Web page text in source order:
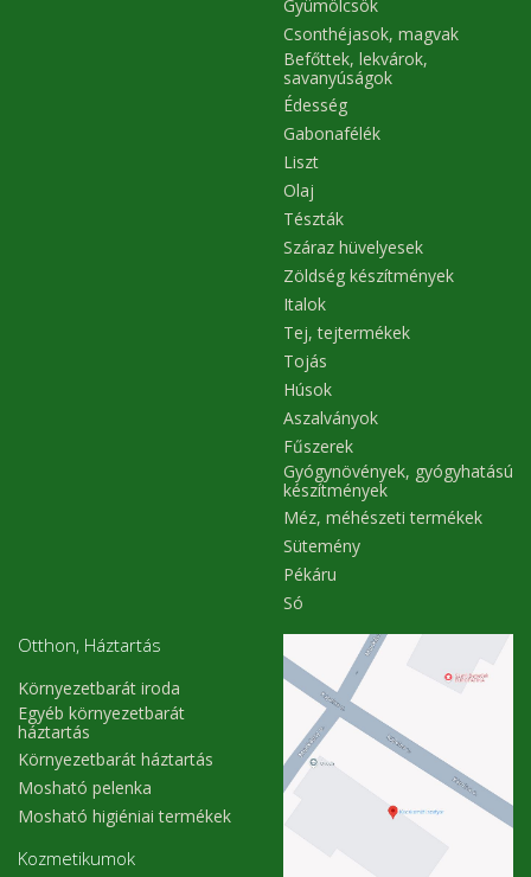
Gyümölcsök
Csonthéjasok, magvak
Befőttek, lekvárok,
savanyúságok
Édesség
Gabonafélék
Liszt
Olaj
Tészták
Száraz hüvelyesek
Zöldség készítmények
Italok
Tej, tejtermékek
Tojás
Húsok
Aszalványok
Fűszerek
Gyógynövények, gyógyhatású
készítmények
Méz, méhészeti termékek
Sütemény
Pékáru
Só
Otthon, Háztartás
Környezetbarát iroda
Egyéb környezetbarát
háztartás
Környezetbarát háztartás
Mosható pelenka
Mosható higiéniai termékek
Kozmetikumok